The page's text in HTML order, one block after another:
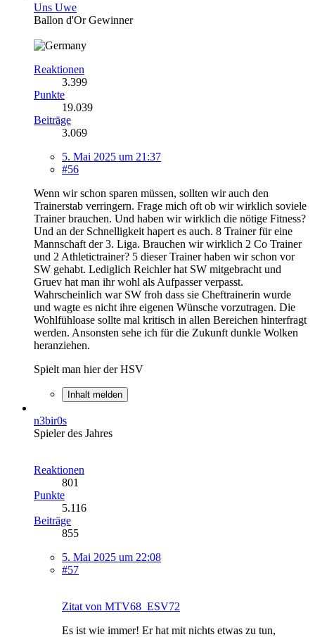
Uns Uwe
Ballon d'Or Gewinner
Reaktionen
3.399
Punkte
19.039
Beiträge
3.069
5. Mai 2025 um 21:37
#56
Wenn wir schon sparen müssen, sollten wir auch den
Trainerstab verringern. Frage mich oft ob wir wirklich soviele
Trainer brauchen. Und haben wir wirklich die nötige Fitness?
Und an der Schnelligkeit hapert es auch. 8 Trainer für eine
Mannschaft der 3. Liga. Brauchen wir wirklich 2 Co Trainer
und 2 Athletictrainer? 5 dieser Trainer haben wir schon vor
SW gehabt. Lediglich Reichler hat SW mitgebracht und
Gruev hat man ihr wohl als Aufpasser verpasst.
Wahrscheinlich war SW froh dass sie Cheftrainerin wurde
und wagte es nicht ihre eigenen Wünsche vorzutragen. Die
Wohlfühloase sollte mal kritisch in allen Bereichen hinterfragt
werden. Ansonsten sehe ich für die Zukunft dunkle Wolken
heranziehen.
Spielt man hier der HSV
Inhalt melden
n3bir0s
Spieler des Jahres
Reaktionen
801
Punkte
5.116
Beiträge
855
5. Mai 2025 um 22:08
#57
Zitat von MTV68_ESV72
Es ist wie immer! Er hat mit nichts etwas zu tun,